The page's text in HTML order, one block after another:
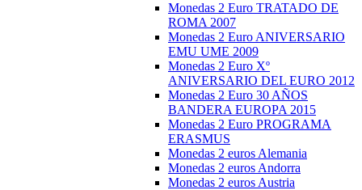
Monedas 2 Euro TRATADO DE
ROMA 2007
Monedas 2 Euro ANIVERSARIO
EMU UME 2009
Monedas 2 Euro Xº
ANIVERSARIO DEL EURO 2012
Monedas 2 Euro 30 AÑOS
BANDERA EUROPA 2015
Monedas 2 Euro PROGRAMA
ERASMUS
Monedas 2 euros Alemania
Monedas 2 euros Andorra
Monedas 2 euros Austria